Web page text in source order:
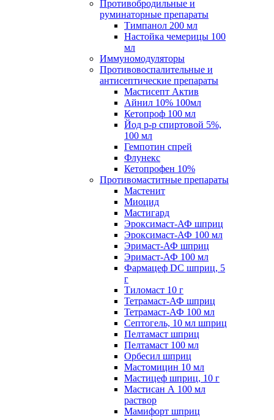
Противобродильные и
руминаторные препараты
Тимпанол 200 мл
Настойка чемерицы 100
мл
Иммуномодуляторы
Противовоспалительные и
антисептические препараты
Мастисепт Актив
Айнил 10% 100мл
Кетопроф 100 мл
Йод р-р спиртовой 5%,
100 мл
Гемпотин спрей
Флунекс
Кетопрофен 10%
Противомаститные препараты
Мастенит
Миоцид
Мастигард
Эроксимаст-АФ шприц
Эроксимаст-АФ 100 мл
Эримаст-АФ шприц
Эримаст-АФ 100 мл
Фармацеф DC шприц, 5
г
Тиломаст 10 г
Тетрамаст-АФ шприц
Тетрамаст-АФ 100 мл
Септогель, 10 мл шприц
Пелтамаст шприц
Пелтамаст 100 мл
Орбесил шприц
Мастомицин 10 мл
Мастицеф шприц, 10 г
Мастисан А 100 мл
раствор
Мамифорт шприц